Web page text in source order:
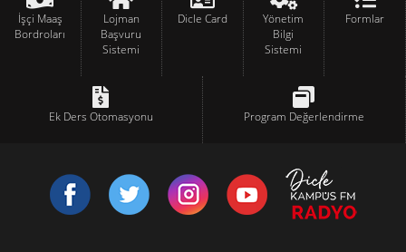
İşçi Maaş
Bordroları
Lojman
Başvuru
Sistemi
Dicle Card
Yönetim
Bilgi
Sistemi
Formlar
Ek Ders Otomasyonu Program Değerlendirme